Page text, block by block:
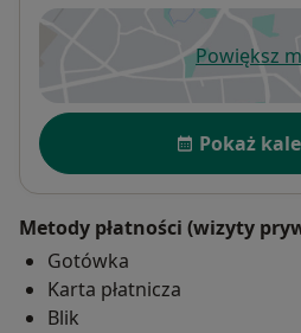
Powiększ
Dostępność
Pokaż
Metody płatności (wizyty
Gotówka
Karta płatnicza
Blik